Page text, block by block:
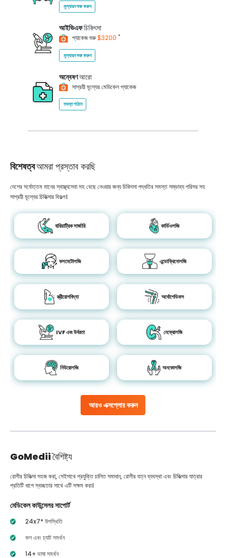
মূল্যায়ন শুরু করুন
আইভিএফচিকিৎসা
প্যাকেজ শুরু$3200 *
মূল্যায়ন শুরু করুন
অন্বেষণআরো
সাশ্রয়ী মূল্যের মেডিকেল প্যাকেজ
তদন্ত পাঠান
বিশেষত্বআমরা প্রস্তাব করছি
আরও এক্সপ্লোর করুন
দেশের সর্বোত্তম মানের স্বাস্থ্যসেবা সহ বেছে নেওয়ার জন্য চিকিৎসা পদ্ধতির সমস্ত সম্ভাব্য পরিসর সহ
সাশ্রয়ী মূল্যের চিকিত্সার বিকল্প।
বারিয়াট্রিক সার্জারি কার্ডিওলজি
কসমেটোলজি এন্ডোক্রিনোলজি
স্ত্রীরোগবিদ্যা অর্থোপেডিকস
IVF এবং উর্বরতা নেফ্রোলজি
নিউরোলজি অনকোলজি
GoMediiবৈশিষ্ট্য
রোগীর চিকিত্সা সহজ করা, সেইসাথে প্রযুক্তি চালিত সমাধান, রোগীর যত্ন ব্যবস্থা এবং চিকিত্সার যাত্রার
প্রতিটি ধাপে স্বচ্ছতার সাথে এটি সক্ষম করা।
মেডিকেল কাউন্সেলর সাপোর্ট
24x7* উপস্থিতি
কল এবং চ্যাট সমর্থন
14+ ভাষা সমর্থন